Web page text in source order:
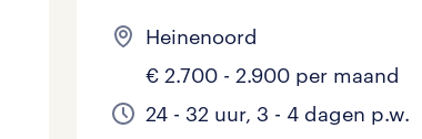
Heinenoord
€ 2.700 - 2.900 per maand
24 - 32 uur, 3 - 4 dagen p.w.